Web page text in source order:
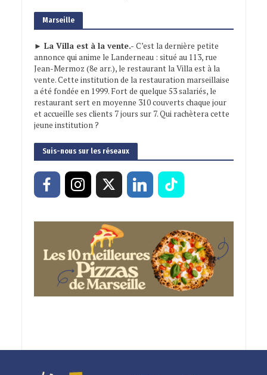
Marseille
► La Villa est à la vente.- C’est la dernière petite
annonce qui anime le Landerneau : situé au 113, rue
Jean-Mermoz (8e arr.), le restaurant la Villa est à la
vente. Cette institution de la restauration marseillaise
a été fondée en 1999. Fort de quelque 53 salariés, le
restaurant sert en moyenne 310 couverts chaque jour
et accueille ses clients 7 jours sur 7. Qui rachètera cette
jeune institution ?
Suis-nous sur les réseaux